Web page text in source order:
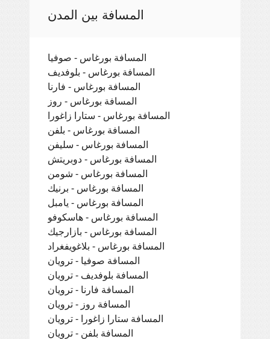
المسافة بين المدن
المسافة بورغاس - صوفيا
المسافة بورغاس - بلوفديف
المسافة بورغاس - فارنا
المسافة بورغاس - روز
المسافة بورغاس - ستارا زاغورا
المسافة بورغاس - بلفن
المسافة بورغاس - سليفن
المسافة بورغاس - دوبريتش
المسافة بورغاس - شومن
المسافة بورغاس - برنيك
المسافة بورغاس - يامبل
المسافة بورغاس - هاسكوفو
المسافة بورغاس - بازارجيك
المسافة بورغاس - بلاغويفغراد
المسافة صوفيا - ترويان
المسافة بلوفديف - ترويان
المسافة فارنا - ترويان
المسافة روز - ترويان
المسافة ستارا زاغورا - ترويان
المسافة بلفن - ترويان